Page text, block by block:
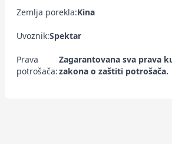
Zemlja porekla:Kina
Uvoznik:Spektar
Prava
potrošača:
Zagarantovana sva prava
zakona o zaštiti potrošača.